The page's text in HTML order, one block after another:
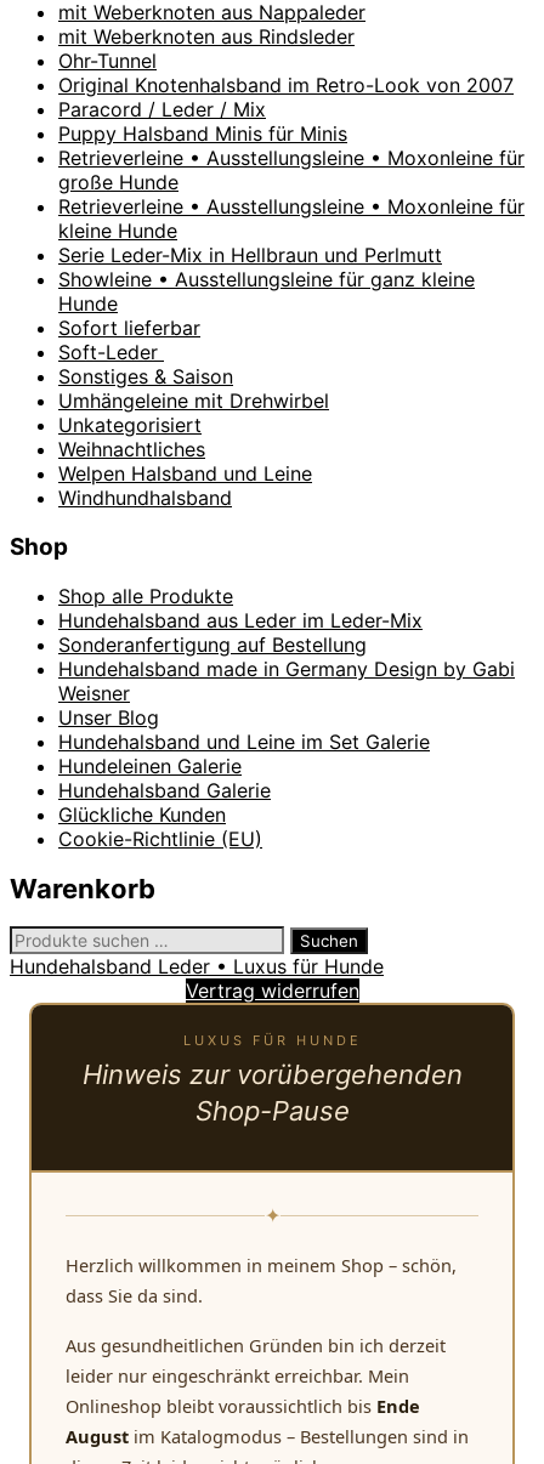
mit Weberknoten aus Nappaleder
mit Weberknoten aus Rindsleder
Ohr-Tunnel
Original Knotenhalsband im Retro-Look von 2007
Paracord / Leder / Mix
Puppy Halsband Minis für Minis
Retrieverleine • Ausstellungsleine • Moxonleine für
große Hunde
Retrieverleine • Ausstellungsleine • Moxonleine für
kleine Hunde
Serie Leder-Mix in Hellbraun und Perlmutt
Showleine • Ausstellungsleine für ganz kleine
Hunde
Sofort lieferbar
Soft-Leder
Sonstiges & Saison
Umhängeleine mit Drehwirbel
Unkategorisiert
Weihnachtliches
Welpen Halsband und Leine
Windhundhalsband
Shop
Shop alle Produkte
Hundehalsband aus Leder im Leder-Mix
Sonderanfertigung auf Bestellung
Hundehalsband made in Germany Design by Gabi
Weisner
Unser Blog
Hundehalsband und Leine im Set Galerie
Hundeleinen Galerie
Hundehalsband Galerie
Glückliche Kunden
Cookie-Richtlinie (EU)
Warenkorb
Suchen
nach:
Suchen
Hundehalsband Leder • Luxus für Hunde
Vertrag widerrufen
LUXUS FÜR HUNDE
Hinweis zur vorübergehenden
Shop-Pause
✦
Herzlich willkommen in meinem Shop – schön,
dass Sie da sind.
Aus gesundheitlichen Gründen bin ich derzeit
leider nur eingeschränkt erreichbar. Mein
Onlineshop bleibt voraussichtlich bis Ende
August im Katalogmodus – Bestellungen sind in